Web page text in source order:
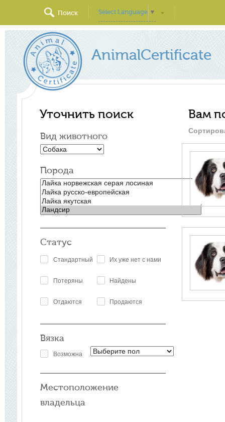
Поиск Select Language ▼
AnimalCertificate
Уточнить поиск
Вид животного
Порода
Статус
Стандартный
Потеряны
Отдаются
Их уже нет с нами
Найдены
Продаются
Вязка
Возможна
Местоположение
владельца
Вам